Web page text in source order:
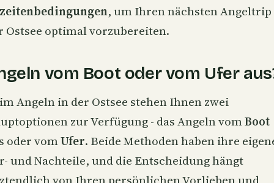
, um Ihren nächsten
Ostsee optimal vorzubereiten.
vom Boot oder vom Ufer
Angeln in der Ostsee stehen Ihnen zwei
zur Verfügung - das Angeln vomBoot
oder vomUfer. Beide Methoden haben ihre
und Nachteile, und die Entscheidung hängt